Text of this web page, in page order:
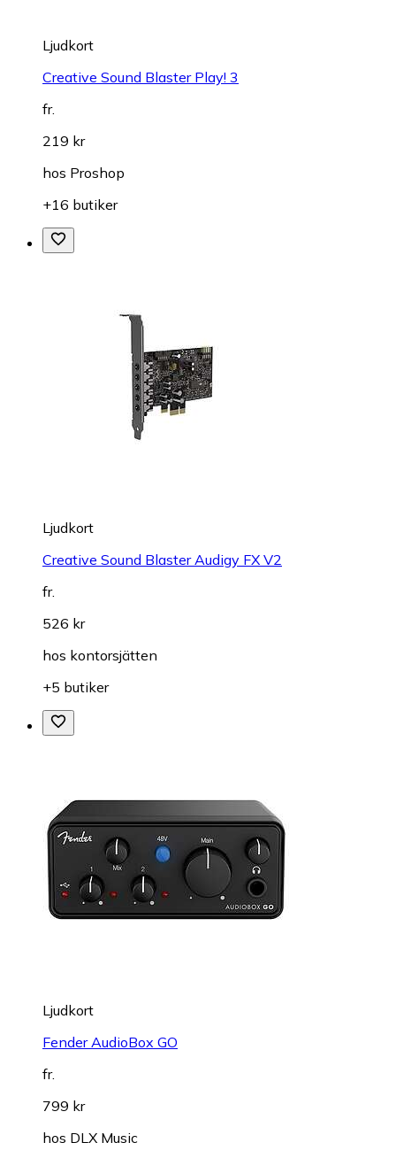
Ljudkort
Creative Sound Blaster Play! 3
fr.
219 kr
hos Proshop
+16 butiker
Ljudkort
Creative Sound Blaster Audigy FX V2
fr.
526 kr
hos kontorsjätten
+5 butiker
Ljudkort
Fender AudioBox GO
fr.
799 kr
hos DLX Music